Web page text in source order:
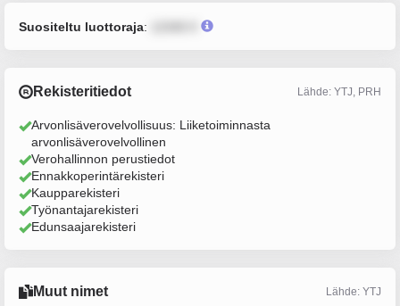
Suositeltu luottoraja:
Rekisteritiedot Lähde: YTJ, PRH
Arvonlisäverovelvollisuus: Liiketoiminnasta
arvonlisäverovelvollinen
Verohallinnon perustiedot
Ennakkoperintärekisteri
Kaupparekisteri
Työnantajarekisteri
Edunsaajarekisteri
Muut nimet Lähde: YTJ